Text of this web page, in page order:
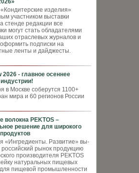
изделия»
участником выставки
стенде редакции все
могут стать обладателями
отраслевых журналов и
оформить подписки на
ленты и дайджесты.
2026 - главное осеннее
в Москве соберутся 1100+
мира и 60 регионов России
волокна PEKTOS –
решение для широкого
«Ингредиенты. Развитие» вы­
российский рынок продукцию
производителя PEKTOS
натуральных пищевых
пи­щевой промышленности